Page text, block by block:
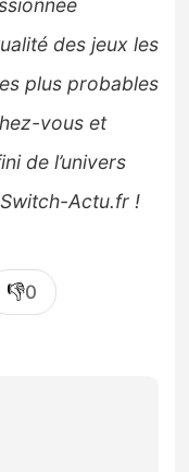
des jeux les
plus probables
vous et
de l’univers
Actu.fr !
👎0